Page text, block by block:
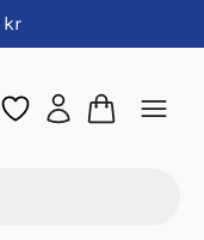
kr
i butik